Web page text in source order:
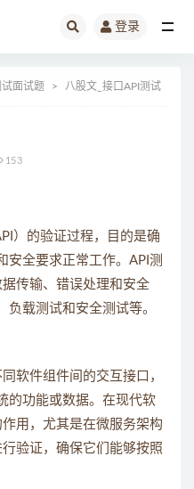
登录
面试题 八股文_接口API测试
153
）的验证过程，目的是确
安全要求正常工作。API测
传输、错误处理和安全
载测试和安全测试等。
软件组件间的交互接口，
的功能或数据。在现代软
用，尤其是在微服务架构
验证，确保它们能够按照